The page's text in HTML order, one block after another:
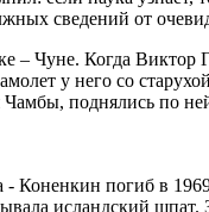
сведений от
Чуне. Когда Виктор
у него со
поднялись по
погиб в
исландский